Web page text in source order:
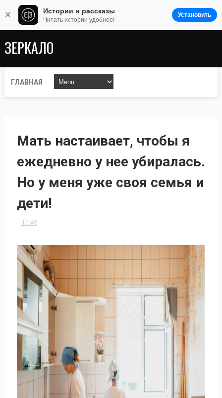
ЗЕРКАЛО
ГЛАВНАЯ
Мать настаивает, чтобы я
ежедневно у нее убиралась.
Но у меня уже своя семья и
дети!
11:49
× Истории и рассказы
Читать истории удобнее!
Установить